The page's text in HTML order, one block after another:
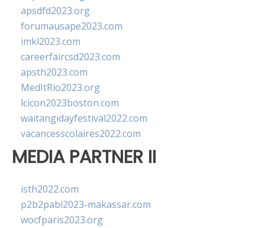
apsdfd2023.org
forumausape2023.com
imkl2023.com
careerfaircsd2023.com
apsth2023.com
MedItRio2023.org
lcicon2023boston.com
waitangidayfestival2022.com
vacancesscolaires2022.com
MEDIA PARTNER II
isth2022.com
p2b2pabi2023-makassar.com
wocfparis2023.org